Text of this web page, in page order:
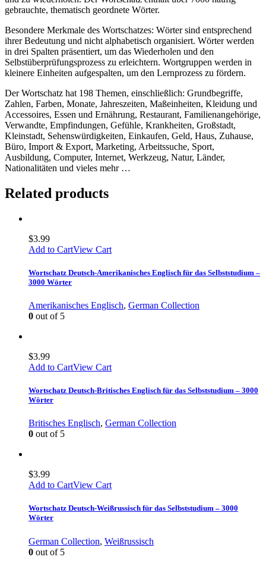
gebrauchte, thematisch geordnete Wörter.
Besondere Merkmale des Wortschatzes: Wörter sind entsprechend
ihrer Bedeutung und nicht alphabetisch organisiert. Wörter werden
in drei Spalten präsentiert, um das Wiederholen und den
Selbstüberprüfungsprozess zu erleichtern. Wortgruppen werden in
kleinere Einheiten aufgespalten, um den Lernprozess zu fördern.
Der Wortschatz hat 198 Themen, einschließlich: Grundbegriffe,
Zahlen, Farben, Monate, Jahreszeiten, Maßeinheiten, Kleidung und
Accessoires, Essen und Ernährung, Restaurant, Familienangehörige,
Verwandte, Empfindungen, Gefühle, Krankheiten, Großstadt,
Kleinstadt, Sehenswürdigkeiten, Einkaufen, Geld, Haus, Zuhause,
Büro, Import & Export, Marketing, Arbeitssuche, Sport,
Ausbildung, Computer, Internet, Werkzeug, Natur, Länder,
Nationalitäten und vieles mehr …
Related products
$3.99
Add to CartView Cart
Wortschatz Deutsch-Amerikanisches Englisch für das Selbststudium –
3000 Wörter
Amerikanisches Englisch, German Collection
0 out of 5
$3.99
Add to CartView Cart
Wortschatz Deutsch-Britisches Englisch für das Selbststudium – 3000
Wörter
Britisches Englisch, German Collection
0 out of 5
$3.99
Add to CartView Cart
Wortschatz Deutsch-Weißrussisch für das Selbststudium – 3000
Wörter
German Collection, Weißrussisch
0 out of 5